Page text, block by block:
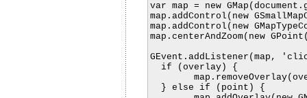
var map = new
map.addControl(new
map.addControl(new
map.centerAndZoom(new
GEvent.addListener(map,
  if (overlay) {
  } else if (point) {